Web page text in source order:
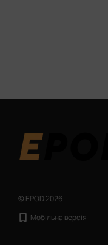
© EPOD 2026
Мобільна версія